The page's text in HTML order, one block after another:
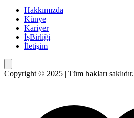
Hakkımızda
Künye
Kariyer
İşBirliği
İletişim
Copyright © 2025 | Tüm hakları saklıdır.